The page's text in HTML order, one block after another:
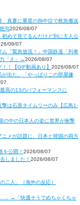
真夏に重度の熱中症で救急搬送
句2026/08/07
初めて見てるんだけど別に主人公
08/07
「緊急放流！」中国鉄道「列車
「え」→2026/08/07
！【GIF動画あり】 2026/08/07
出た。「やっぱりこの部屋嫌
高の13のパフォーマンスに
は石原タイムリーのみ【広島1-
の中の日本人の姿に世界が衝撃
ニメが話題に、日本と韓国の両方
公開！ 2026/08/07
しました！ 2026/08/07
二人」（海外の反応）
…」→「快適そうでめちゃくちゃ